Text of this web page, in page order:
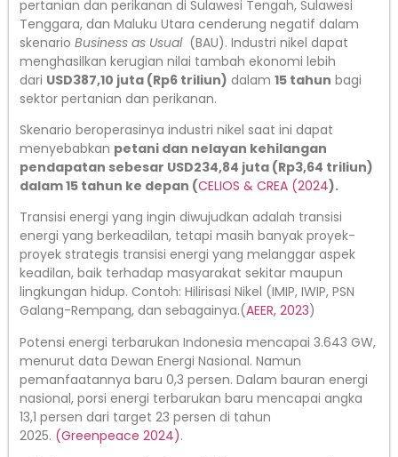
pertanian dan perikanan di Sulawesi Tengah, Sulawesi
Tenggara, dan Maluku Utara cenderung negatif dalam
skenario Business as Usual (BAU). Industri nikel dapat
menghasilkan kerugian nilai tambah ekonomi lebih
dari USD387,10 juta (Rp6 triliun) dalam 15 tahun bagi
sektor pertanian dan perikanan.
Skenario beroperasinya industri nikel saat ini dapat
menyebabkan petani dan nelayan kehilangan
pendapatan sebesar USD234,84 juta (Rp3,64 triliun)
dalam 15 tahun ke depan (CELIOS & CREA (2024).
Transisi energi yang ingin diwujudkan adalah transisi
energi yang berkeadilan, tetapi masih banyak proyek-
proyek strategis transisi energi yang melanggar aspek
keadilan, baik terhadap masyarakat sekitar maupun
lingkungan hidup. Contoh: Hilirisasi Nikel (IMIP, IWIP, PSN
Galang-Rempang, dan sebagainya.(AEER, 2023)
Potensi energi terbarukan Indonesia mencapai 3.643 GW,
menurut data Dewan Energi Nasional. Namun
pemanfaatannya baru 0,3 persen. Dalam bauran energi
nasional, porsi energi terbarukan baru mencapai angka
13,1 persen dari target 23 persen di tahun
2025. (Greenpeace 2024).